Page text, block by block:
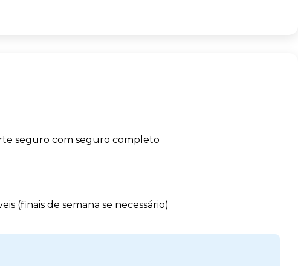
seguro com seguro completo
(finais de semana se necessário)